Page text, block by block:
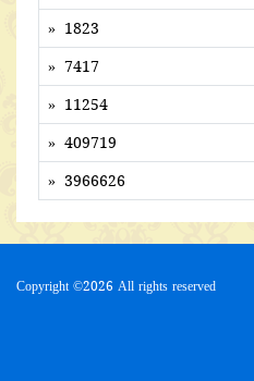
» 1823
» 7417
» 11254
» 409719
» 3966626
Copyright ©2026 All rights reserved